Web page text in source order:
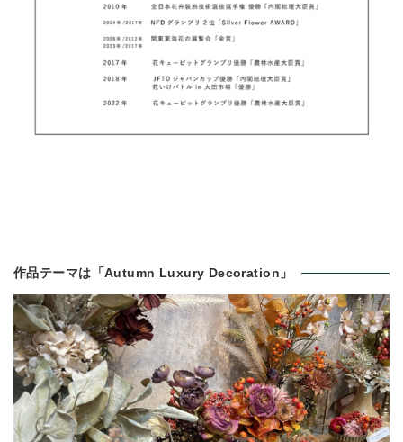
作品テーマは「Autumn Luxury Decoration」